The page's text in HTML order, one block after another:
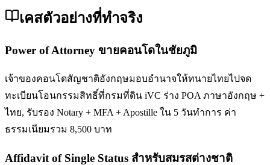
เคสตัวอย่างที่ทำจริง
Power of Attorney ขายคอนโดในชัยภูมิ
เจ้าของคอนโดสัญชาติอังกฤษมอบอำนาจให้ทนายไทยไปจด
ทะเบียนโอนกรรมสิทธิ์ที่กรมที่ดิน iVC ร่าง POA ภาษาอังกฤษ +
ไทย, รับรอง Notary + MFA + Apostille ใน 5 วันทำการ ค่า
ธรรมเนียมรวม 8,500 บาท
Affidavit of Single Status สำหรับสมรสต่างชาติ